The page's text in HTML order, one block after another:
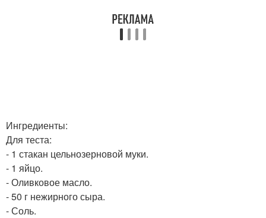
Пирог с апельсинами
Ингредиенты:
Для теста:
- 1 стакан цельнозерновой муки.
- 1 яйцо.
- Оливковое масло.
- 50 г нежирного сыра.
- Соль.